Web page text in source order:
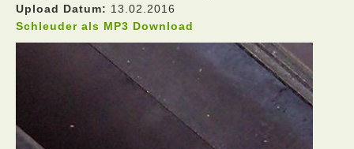
Upload Datum: 13.02.2016
Schleuder als MP3 Download